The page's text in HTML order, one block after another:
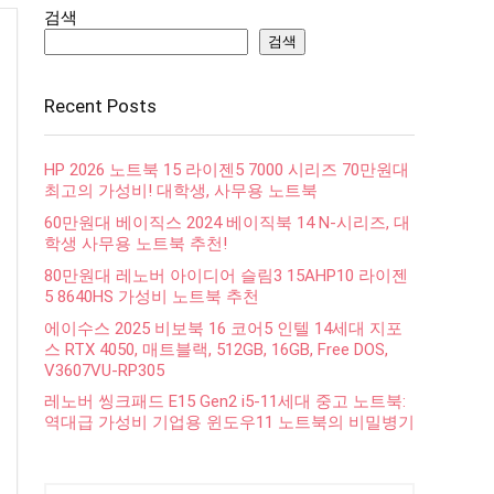
검색
검색
Recent Posts
HP 2026 노트북 15 라이젠5 7000 시리즈 70만원대
최고의 가성비! 대학생, 사무용 노트북
60만원대 베이직스 2024 베이직북 14 N-시리즈, 대
학생 사무용 노트북 추천!
80만원대 레노버 아이디어 슬림3 15AHP10 라이젠
5 8640HS 가성비 노트북 추천
에이수스 2025 비보북 16 코어5 인텔 14세대 지포
스 RTX 4050, 매트블랙, 512GB, 16GB, Free DOS,
V3607VU-RP305
레노버 씽크패드 E15 Gen2 i5-11세대 중고 노트북:
역대급 가성비 기업용 윈도우11 노트북의 비밀병기